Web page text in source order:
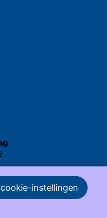
instellingen